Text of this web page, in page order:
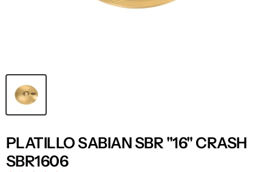
PLATILLO SABIAN SBR "16" CRASH
SBR1606